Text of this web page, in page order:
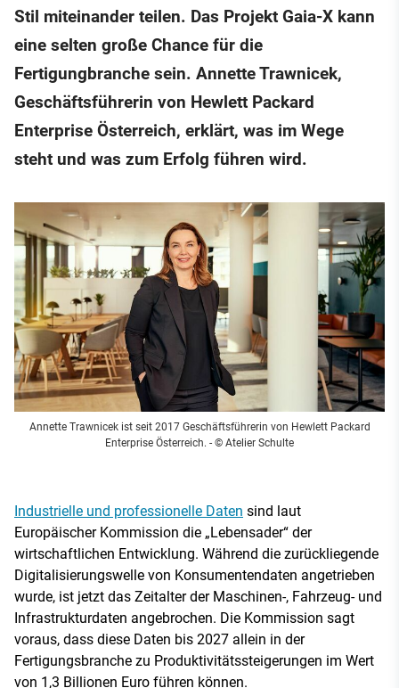
Stil miteinander teilen. Das Projekt Gaia-X kann
eine selten große Chance für die
Fertigungbranche sein. Annette Trawnicek,
Geschäftsführerin von Hewlett Packard
Enterprise Österreich, erklärt, was im Wege
steht und was zum Erfolg führen wird.
Annette Trawnicek ist seit 2017 Geschäftsführerin von Hewlett Packard
Enterprise Österreich. - © Atelier Schulte
Industrielle und professionelle Daten sind laut
Europäischer Kommission die „Lebensader“ der
wirtschaftlichen Entwicklung. Während die zurückliegende
Digitalisierungswelle von Konsumentendaten angetrieben
wurde, ist jetzt das Zeitalter der Maschinen-, Fahrzeug- und
Infrastrukturdaten angebrochen. Die Kommission sagt
voraus, dass diese Daten bis 2027 allein in der
Fertigungsbranche zu Produktivitätssteigerungen im Wert
von 1,3 Billionen Euro führen können.